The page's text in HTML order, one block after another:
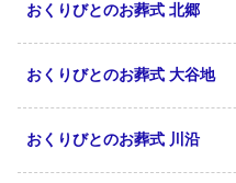
おくりびとのお葬式 北郷
おくりびとのお葬式 大谷地
おくりびとのお葬式 川沿